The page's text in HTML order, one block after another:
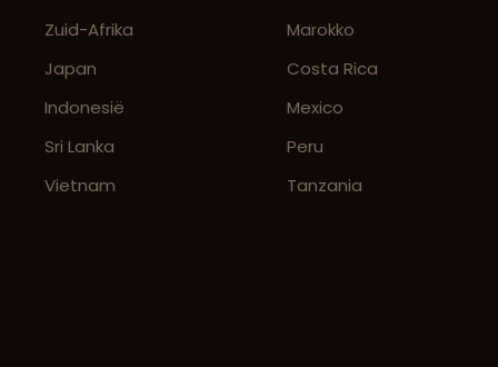
Zuid-Afrika
Japan
Indonesië
Sri Lanka
Vietnam
Marokko
Costa Rica
Mexico
Peru
Tanzania